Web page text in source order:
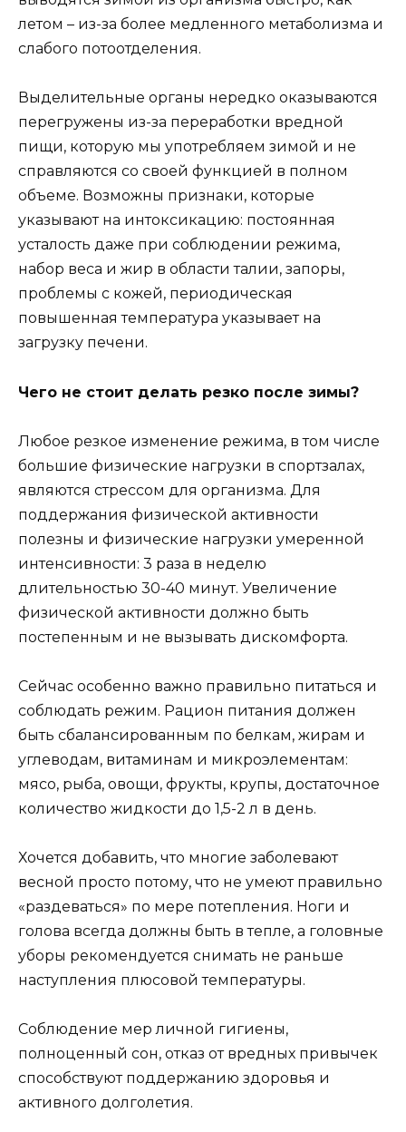
летом – из-за более медленного метаболизма и
слабого потоотделения.
Выделительные органы нередко оказываются
перегружены из-за переработки вредной
пищи, которую мы употребляем зимой и не
справляются со своей функцией в полном
объеме. Возможны признаки, которые
указывают на интоксикацию: постоянная
усталость даже при соблюдении режима,
набор веса и жир в области талии, запоры,
проблемы с кожей, периодическая
повышенная температура указывает на
загрузку печени.
Чего не стоит делать резко после зимы?
Любое резкое изменение режима, в том числе
большие физические нагрузки в спортзалах,
являются стрессом для организма. Для
поддержания физической активности
полезны и физические нагрузки умеренной
интенсивности: 3 раза в неделю
длительностью 30-40 минут. Увеличение
физической активности должно быть
постепенным и не вызывать дискомфорта.
Сейчас особенно важно правильно питаться и
соблюдать режим. Рацион питания должен
быть сбалансированным по белкам, жирам и
углеводам, витаминам и микроэлементам:
мясо, рыба, овощи, фрукты, крупы, достаточное
количество жидкости до 1,5-2 л в день.
Хочется добавить, что многие заболевают
весной просто потому, что не умеют правильно
«раздеваться» по мере потепления. Ноги и
голова всегда должны быть в тепле, а головные
уборы рекомендуется снимать не раньше
наступления плюсовой температуры.
Соблюдение мер личной гигиены,
полноценный сон, отказ от вредных привычек
способствуют поддержанию здоровья и
активного долголетия.